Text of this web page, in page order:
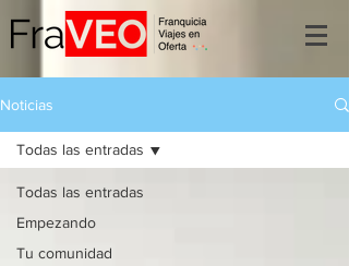
Noticias
Todas las entradas
Empezando
Tu comunidad
Todas las entradas